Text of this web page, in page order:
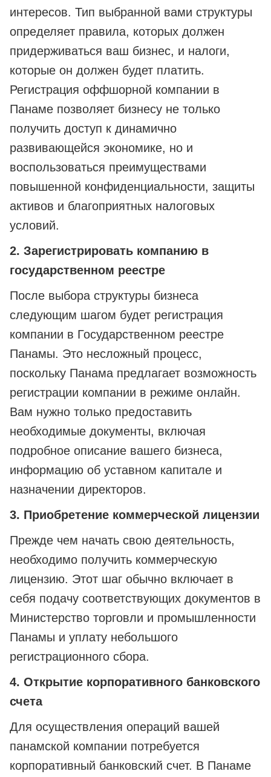
интересов. Тип выбранной вами структуры
определяет правила, которых должен
придерживаться ваш бизнес, и налоги,
которые он должен будет платить.
Регистрация оффшорной компании в
Панаме позволяет бизнесу не только
получить доступ к динамично
развивающейся экономике, но и
воспользоваться преимуществами
повышенной конфиденциальности, защиты
активов и благоприятных налоговых
условий.
2. Зарегистрировать компанию в
государственном реестре
После выбора структуры бизнеса
следующим шагом будет регистрация
компании в Государственном реестре
Панамы. Это несложный процесс,
поскольку Панама предлагает возможность
регистрации компании в режиме онлайн.
Вам нужно только предоставить
необходимые документы, включая
подробное описание вашего бизнеса,
информацию об уставном капитале и
назначении директоров.
3. Приобретение коммерческой лицензии
Прежде чем начать свою деятельность,
необходимо получить коммерческую
лицензию. Этот шаг обычно включает в
себя подачу соответствующих документов в
Министерство торговли и промышленности
Панамы и уплату небольшого
регистрационного сбора.
4. Открытие корпоративного банковского
счета
Для осуществления операций вашей
панамской компании потребуется
корпоративный банковский счет. В Панаме